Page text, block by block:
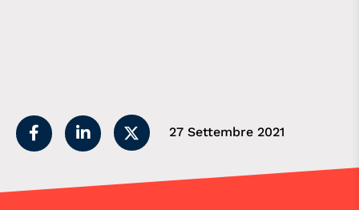
27 Settembre 2021